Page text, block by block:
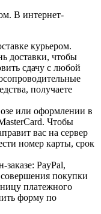
В интернет-
курьером.
доставки, чтобы
сдачу с любой
получаете
или оформлении в
Чтобы
вас на сервер
номер карты, срок
PayPal,
покупки
платежного
форму по